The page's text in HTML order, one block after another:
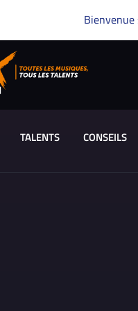
Bienvenue
TALENTS CONSEILS